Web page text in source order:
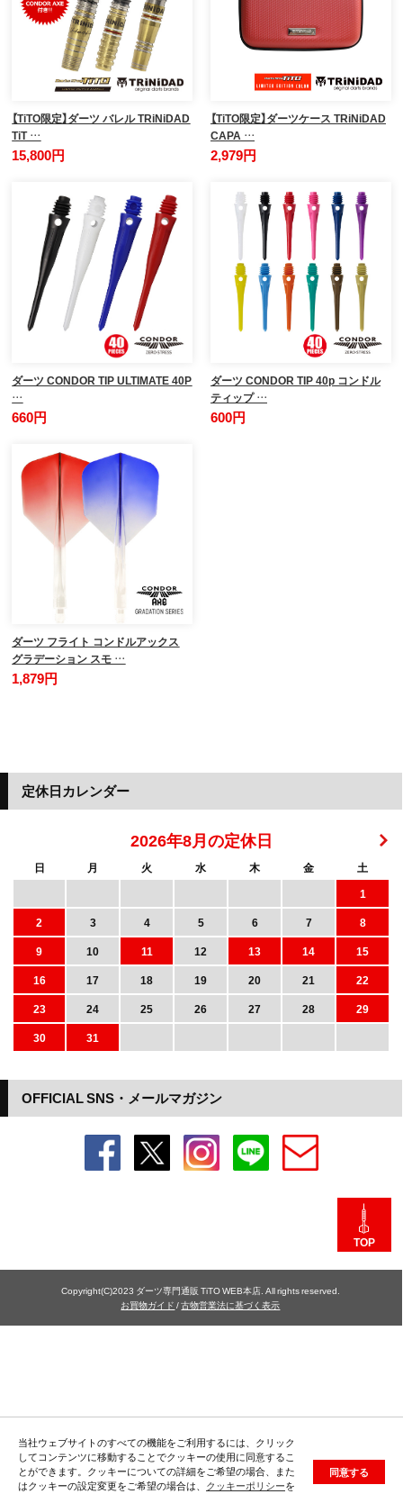
【TiTO限定】ダーツ バレル TRiNiDAD
TiT …
15,800円
【TiTO限定】ダーツケース TRiNiDAD
CAPA …
2,979円
ダーツ CONDOR TIP ULTIMATE 40P
…
660円
ダーツ CONDOR TIP 40p コンドル
ティップ …
600円
ダーツ フライト コンドルアックス
グラデーション スモ …
1,879円
当社ウェブサイトのすべての機能をご利用するには、クリック
してコンテンツに移動することでクッキーの使用に同意するこ
とができます。クッキーについての詳細をご希望の場合、また
はクッキーの設定変更をご希望の場合は、 クッキーポリシーを
同意する
OFFICIAL SNS・メールマガジン
定休日カレンダー
2026年8月の定休日
日 月 火 水 木 金
土
1
2
3 4 5 6 7
8
9
10 11 12 13 14
15
16
17 18 19 20 21
22
23
24 25 26 27 28
29
30
31
TOP
Copyright(C)2023 ダーツ専門通販 TiTO WEB本店. All rights reserved.
お買物ガイド /古物営業法に基づく表示